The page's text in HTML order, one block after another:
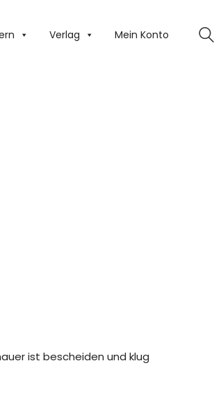
Verlag Mein Konto
ist bescheiden und klug